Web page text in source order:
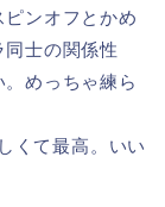
ンオフとかめ
士の関係性
めっちゃ練ら
くて最高。いい